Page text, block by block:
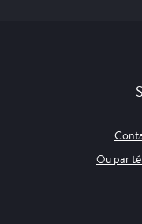
Ou par